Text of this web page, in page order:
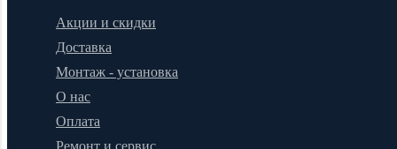
Акции и скидки
Доставка
Монтаж - установка
О нас
Оплата
Ремонт и сервис